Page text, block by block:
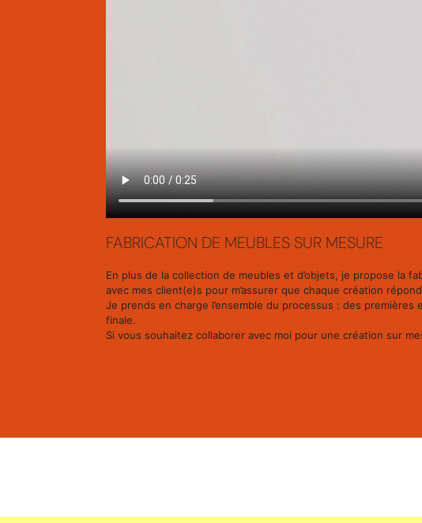
FABRICATION DE MEUBLES SUR MESURE
En plus de la collection de meubles et d’objets, je propose la
avec mes client(e)s pour m’assurer que chaque création
Je prends en charge l’ensemble du processus : des premières
finale.
Si vous souhaitez collaborer avec moi pour une création sur